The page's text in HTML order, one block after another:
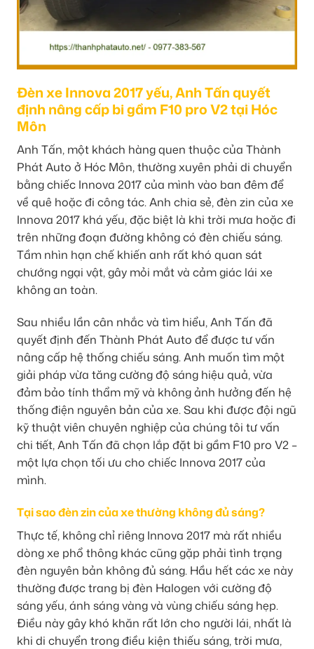
Đèn xe Innova 2017 yếu, Anh Tấn quyết
định nâng cấp bi gầm F10 pro V2 tại Hóc
Môn
Anh Tấn, một khách hàng quen thuộc của Thành
Phát Auto ở Hóc Môn, thường xuyên phải di chuyển
bằng chiếc Innova 2017 của mình vào ban đêm để
về quê hoặc đi công tác. Anh chia sẻ, đèn zin của xe
Innova 2017 khá yếu, đặc biệt là khi trời mưa hoặc đi
trên những đoạn đường không có đèn chiếu sáng.
Tầm nhìn hạn chế khiến anh rất khó quan sát
chướng ngại vật, gây mỏi mắt và cảm giác lái xe
không an toàn.
Sau nhiều lần cân nhắc và tìm hiểu, Anh Tấn đã
quyết định đến Thành Phát Auto để được tư vấn
nâng cấp hệ thống chiếu sáng. Anh muốn tìm một
giải pháp vừa tăng cường độ sáng hiệu quả, vừa
đảm bảo tính thẩm mỹ và không ảnh hưởng đến hệ
thống điện nguyên bản của xe. Sau khi được đội ngũ
kỹ thuật viên chuyên nghiệp của chúng tôi tư vấn
chi tiết, Anh Tấn đã chọn lắp đặt bi gầm F10 pro V2 –
một lựa chọn tối ưu cho chiếc Innova 2017 của
mình.
Tại sao đèn zin của xe thường không đủ sáng?
Thực tế, không chỉ riêng Innova 2017 mà rất nhiều
dòng xe phổ thông khác cũng gặp phải tình trạng
đèn nguyên bản không đủ sáng. Hầu hết các xe này
thường được trang bị đèn Halogen với cường độ
sáng yếu, ánh sáng vàng và vùng chiếu sáng hẹp.
Điều này gây khó khăn rất lớn cho người lái, nhất là
khi di chuyển trong điều kiện thiếu sáng, trời mưa,